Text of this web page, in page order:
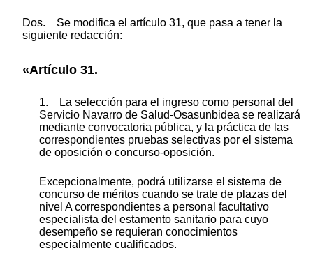
Dos. Se modifica el artículo 31, que pasa a tener la
siguiente redacción:
«Artículo 31.
1. La selección para el ingreso como personal del
Servicio Navarro de Salud-Osasunbidea se realizará
mediante convocatoria pública, y la práctica de las
correspondientes pruebas selectivas por el sistema
de oposición o concurso-oposición.
Excepcionalmente, podrá utilizarse el sistema de
concurso de méritos cuando se trate de plazas del
nivel A correspondientes a personal facultativo
especialista del estamento sanitario para cuyo
desempeño se requieran conocimientos
especialmente cualificados.